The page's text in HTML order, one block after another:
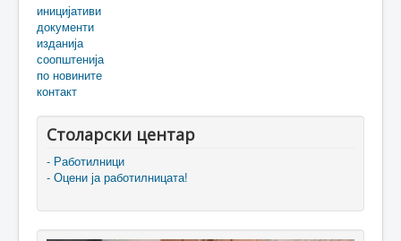
иницијативи
документи
изданија
соопштенија
по новините
контакт
Столарски центар
- Работилници
- Оцени ја работилницата!